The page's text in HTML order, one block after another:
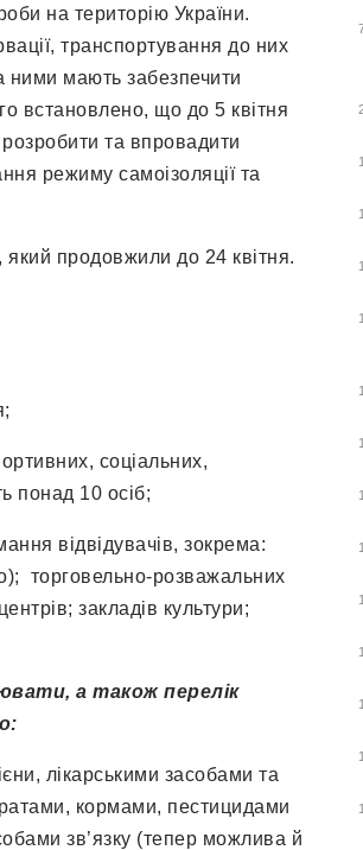
на територію України.
транспортування до них
ними мають забезпечити
встановлено, що до 5 квітня
та впровадити
режиму самоізоляції та
який продовжили до 24 квітня.
соціальних,
понад 10 осіб;
відвідувачів, зокрема:
торговельно-розважальних
закладів культури;
а також перелік
лікарськими засобами та
кормами, пестицидами
зв’язку (тепер можлива й